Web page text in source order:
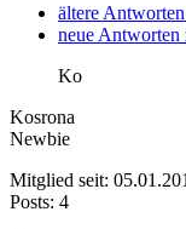
ältere
neue Antworten
Ko
Kosrona
Newbie
Mitglied seit:
Posts: 4